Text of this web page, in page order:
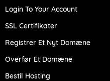
Login To Your Account
SSL Certifikater
Registrer Et Nyt Domæne
Overfør Et Domæne
Bestil Hosting